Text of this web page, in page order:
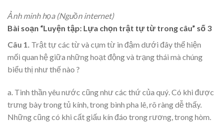
Ảnh minh họa (Nguồn internet)
Bài soạn “Luyện tập: Lựa chọn trật tự từ trong câu” số 3
Câu 1. Trật tự các từ và cụm từ in đậm dưới đây thể hiện
mối quan hệ giữa những hoạt động và trạng thái mà chúng
biểu thị như thế nào ?
a. Tinh thần yêu nước cũng như các thứ của quý. Có khi được
trưng bày trong tủ kính, trong bình pha lê, rõ ràng dễ thấy.
Những cũng có khi cất giấu kín đáo trong rương, trong hòm.